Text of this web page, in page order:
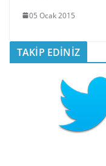
05 Ocak 2015
TAKİP EDİNİZ